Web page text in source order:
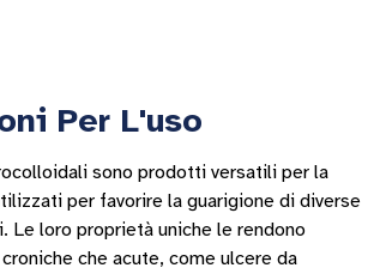
Per L'uso
sono prodotti versatili per la
per favorire la guarigione di diverse
Le loro proprietà uniche le rendono
che acute, come ulcere da